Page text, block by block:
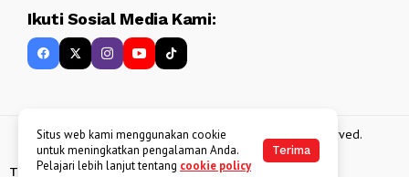
Ikuti Sosial Media Kami:
Copyright 2013 - 2025BATAKKEREN . All rights reserved.
Tentang Kami Kebijakan Data Pribadi Disclaimer
Situs web kami menggunakan cookie
untuk meningkatkan pengalaman Anda.
Pelajari lebih lanjut tentang cookie policy
Terima